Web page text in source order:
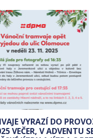
VYRAZÍ DO
VEČER, V ADVENTU